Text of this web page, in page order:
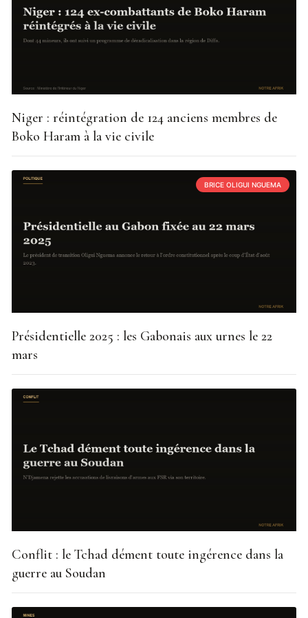
Niger : réintégration de 124 anciens membres de
Boko Haram à la vie civile
BRICE OLIGUI NGUEMA
Présidentielle 2025 : les Gabonais aux urnes le 22
mars
Conflit : le Tchad dément toute ingérence dans la
guerre au Soudan